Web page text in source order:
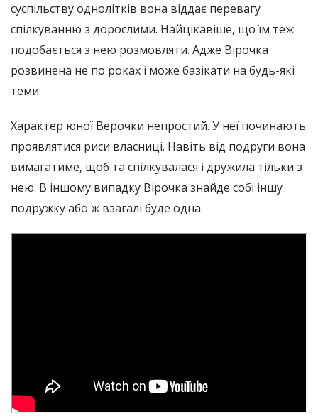
суспільству однолітків вона віддає перевагу
спілкуванню з дорослими. Найцікавіше, що їм теж
подобається з нею розмовляти. Адже Вірочка
розвинена не по роках і може базікати на будь-які
теми.
Характер юної Верочки непростий. У неї починають
проявлятися риси власниці. Навіть від подруги вона
вимагатиме, щоб та спілкувалася і дружила тільки з
нею. В іншому випадку Вірочка знайде собі іншу
подружку або ж взагалі буде одна.